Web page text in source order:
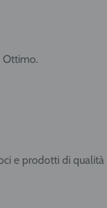
Ottimo.
e prodotti di qualità